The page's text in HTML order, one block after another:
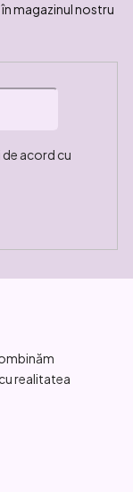
magazinul nostru
acord cu
realitatea